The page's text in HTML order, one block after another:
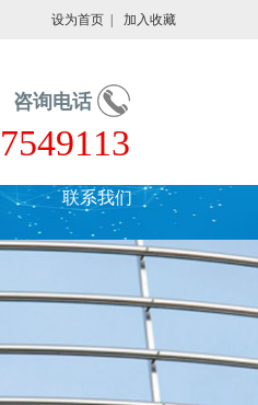
设为首页 加入收藏
咨询电话
联系我们